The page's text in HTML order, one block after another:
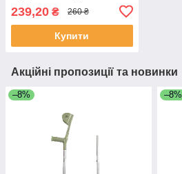
239,20 ₴ 260 ₴
Купити
Акційні пропозиції та новинки
–8% –8%